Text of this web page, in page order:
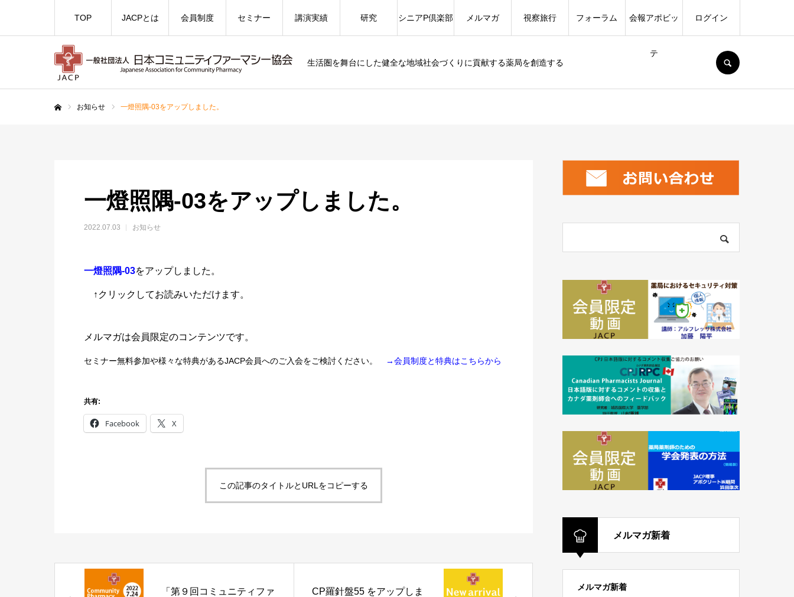
生活圏を舞台にした健全な地域社会づくりに貢献する薬局を創造する
TOP JACPとは 会員制度 セミナー 講演実績 研究 シニアP倶楽部 メルマガ 視察旅行 フォーラム 会報アポビッ
テ
ログイン
お知らせ 一燈照隅-03をアップしました。
一燈照隅-03をアップしました。
2022.07.03 お知らせ
一燈照隅-03をアップしました。
↑クリックしてお読みいただけます。
メルマガは会員限定のコンテンツです。
セミナー無料参加や様々な特典があるJACP会員へのご入会をご検討ください。 →会員制度と特典はこちらから
共有:
Facebook X
この記事のタイトルとURLをコピーする
「第９回コミュニティファ
CP羅針盤55 をアップしま
メルマガ新着
メルマガ新着